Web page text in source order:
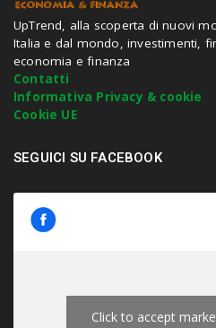
t
e
n
t
e
r
.
UpTrend, alla scoperta di nuovi
Italia e dal mondo, investimenti,
economia e finanza
Contatti
Informativa Privacy & cookie
Cookie UE
SEGUICI SU FACEBOOK
Click to accept